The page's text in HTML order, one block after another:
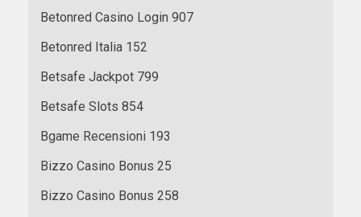
Betonred Casino Login 907
Betonred Italia 152
Betsafe Jackpot 799
Betsafe Slots 854
Bgame Recensioni 193
Bizzo Casino Bonus 25
Bizzo Casino Bonus 258